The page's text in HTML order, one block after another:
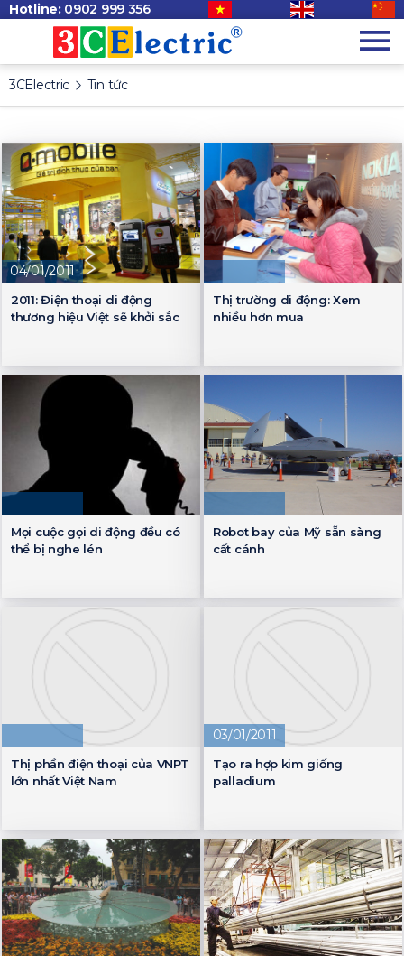
Hotline: 0902 999 356
3CElectric Tin tức
04/01/2011
2011: Điện thoại di động
thương hiệu Việt sẽ khởi sắc
Thị trường di động: Xem
nhiều hơn mua
Mọi cuộc gọi di động đều có
thể bị nghe lén
Robot bay của Mỹ sẵn sàng
cất cánh
Thị phần điện thoại của VNPT
lớn nhất Việt Nam
03/01/2011
Tạo ra hợp kim giống
palladium